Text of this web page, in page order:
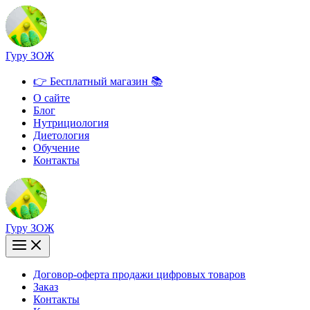
Перейти
к
содержимому
Гуру ЗОЖ
👉 Бесплатный магазин 📚
О сайте
Блог
Нутрициология
Диетология
Обучение
Контакты
Гуру ЗОЖ
Договор-оферта продажи цифровых товаров
Заказ
Контакты